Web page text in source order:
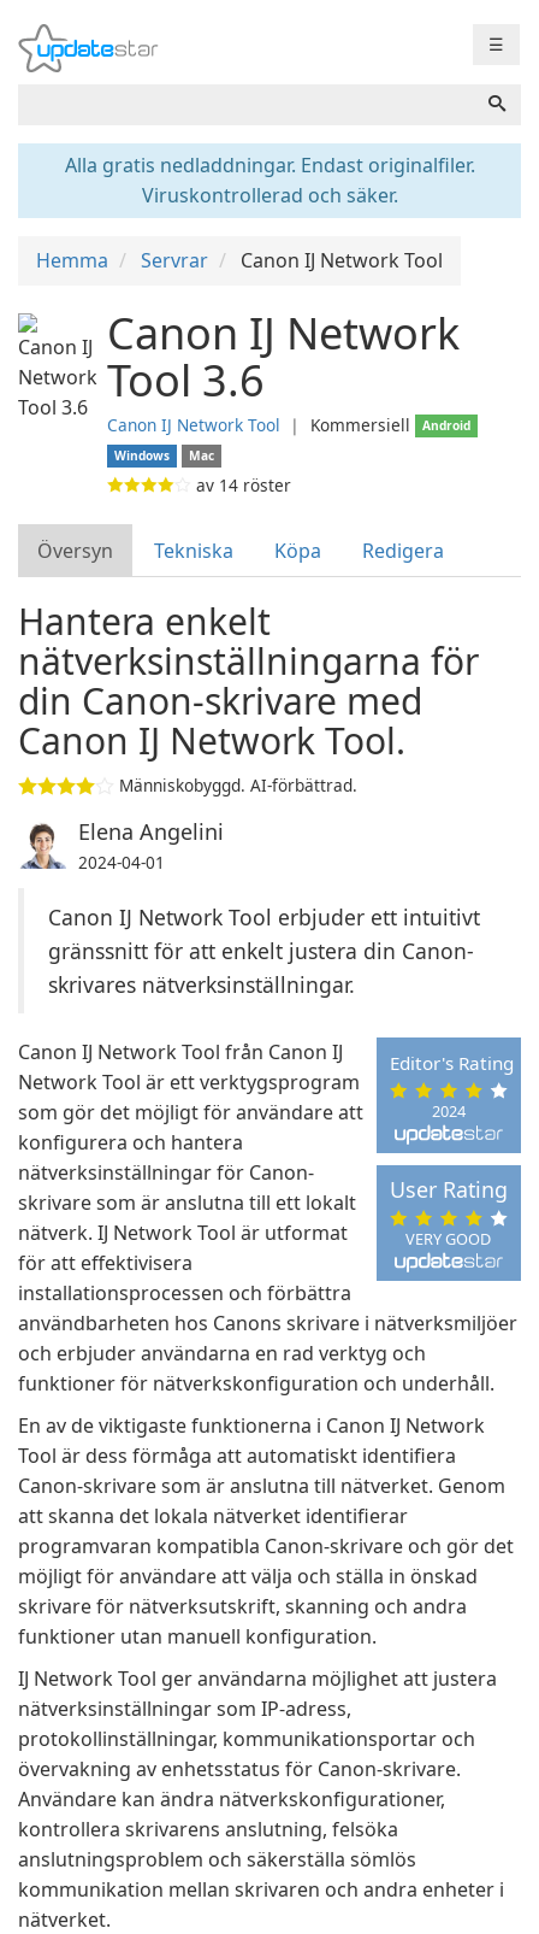
☰
Alla gratis nedladdningar. Endast originalfiler.
Viruskontrollerad och säker.
Hemma Servrar Canon IJ Network Tool
Canon IJ Network
Tool 3.6
Canon IJ Network Tool ❘ Kommersiell
Android
Windows
Mac
av 14 röster
Översyn Tekniska Köpa Redigera
Hantera enkelt
nätverksinställningarna för
din Canon-skrivare med
Canon IJ Network Tool.
Människobyggd. AI-förbättrad.
Elena Angelini
2024-04-01
Canon IJ Network Tool erbjuder ett intuitivt
gränssnitt för att enkelt justera din Canon-
skrivares nätverksinställningar.
2024
Editor's Rating
VERY GOOD
User Rating
Canon IJ Network Tool från Canon IJ
Network Tool är ett verktygsprogram
som gör det möjligt för användare att
konfigurera och hantera
nätverksinställningar för Canon-
skrivare som är anslutna till ett lokalt
nätverk. IJ Network Tool är utformat
för att effektivisera
installationsprocessen och förbättra
användbarheten hos Canons skrivare i nätverksmiljöer
och erbjuder användarna en rad verktyg och
funktioner för nätverkskonfiguration och underhåll.
En av de viktigaste funktionerna i Canon IJ Network
Tool är dess förmåga att automatiskt identifiera
Canon-skrivare som är anslutna till nätverket. Genom
att skanna det lokala nätverket identifierar
programvaran kompatibla Canon-skrivare och gör det
möjligt för användare att välja och ställa in önskad
skrivare för nätverksutskrift, skanning och andra
funktioner utan manuell konfiguration.
IJ Network Tool ger användarna möjlighet att justera
nätverksinställningar som IP-adress,
protokollinställningar, kommunikationsportar och
övervakning av enhetsstatus för Canon-skrivare.
Användare kan ändra nätverkskonfigurationer,
kontrollera skrivarens anslutning, felsöka
anslutningsproblem och säkerställa sömlös
kommunikation mellan skrivaren och andra enheter i
nätverket.